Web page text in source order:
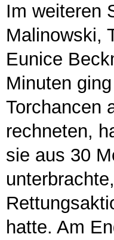
Im weiteren
Malinowski,
Eunice
Minuten
Torchancen
rechneten,
sie aus 30
hatte. Am